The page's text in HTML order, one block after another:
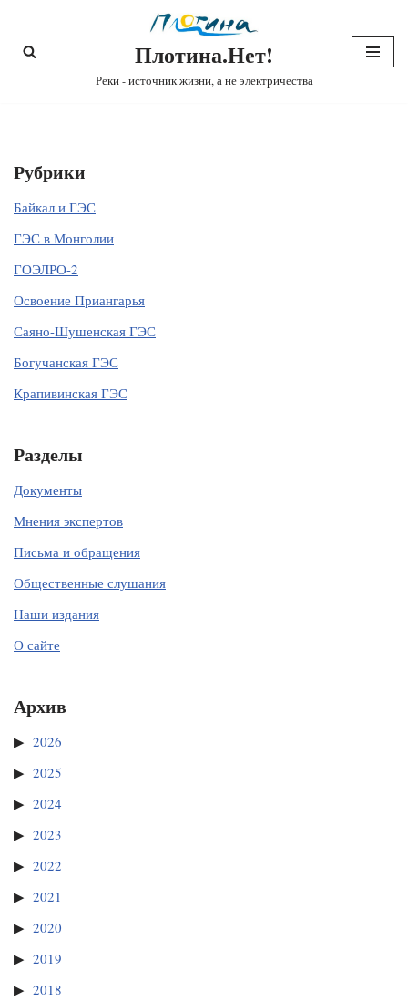
Перейти
Плотина.Нет!
Реки - источник жизни, а не электричества
Рубрики
Байкал и ГЭС
ГЭС в Монголии
ГОЭЛРО-2
Освоение Приангарья
Саяно-Шушенская ГЭС
Богучанская ГЭС
Крапивинская ГЭС
Разделы
Документы
Мнения экспертов
Письма и обращения
Общественные слушания
Наши издания
О сайте
Архив
2026
2025
2024
2023
2022
2021
2020
2019
2018